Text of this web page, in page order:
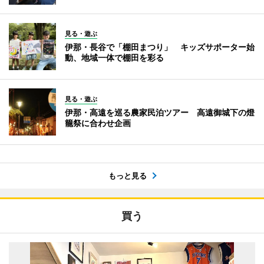
見る・遊ぶ
伊那・長谷で「棚田まつり」 キッズサポーター始
動、地域一体で棚田を彩る
見る・遊ぶ
伊那・高遠を巡る農家民泊ツアー 高遠御城下の燈
籠祭に合わせ企画
もっと見る
買う